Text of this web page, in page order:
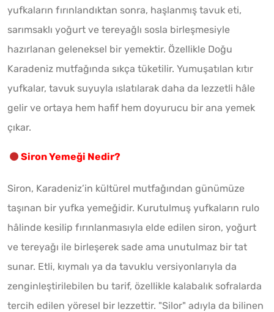
yufkaların fırınlandıktan sonra, haşlanmış tavuk eti,
sarımsaklı yoğurt ve tereyağlı sosla birleşmesiyle
hazırlanan geleneksel bir yemektir. Özellikle Doğu
Karadeniz mutfağında sıkça tüketilir. Yumuşatılan kıtır
yufkalar, tavuk suyuyla ıslatılarak daha da lezzetli hâle
gelir ve ortaya hem hafif hem doyurucu bir ana yemek
çıkar.
Siron Yemeği Nedir?
Siron, Karadeniz’in kültürel mutfağından günümüze
taşınan bir yufka yemeğidir. Kurutulmuş yufkaların rulo
hâlinde kesilip fırınlanmasıyla elde edilen siron, yoğurt
ve tereyağı ile birleşerek sade ama unutulmaz bir tat
sunar. Etli, kıymalı ya da tavuklu versiyonlarıyla da
zenginleştirilebilen bu tarif, özellikle kalabalık sofralarda
tercih edilen yöresel bir lezzettir. "Silor" adıyla da bilinen